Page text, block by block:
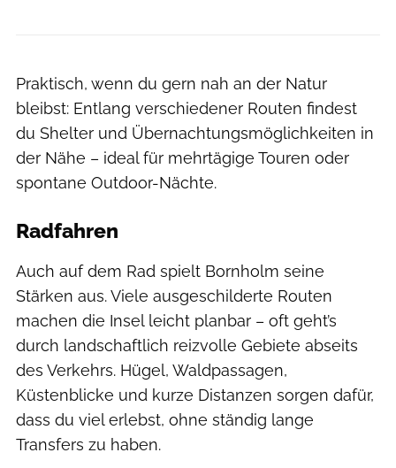
Praktisch, wenn du gern nah an der Natur
bleibst: Entlang verschiedener Routen findest
du Shelter und Übernachtungsmöglichkeiten in
der Nähe – ideal für mehrtägige Touren oder
spontane Outdoor-Nächte.
Radfahren
Auch auf dem Rad spielt Bornholm seine
Stärken aus. Viele ausgeschilderte Routen
machen die Insel leicht planbar – oft geht’s
durch landschaftlich reizvolle Gebiete abseits
des Verkehrs. Hügel, Waldpassagen,
Küstenblicke und kurze Distanzen sorgen dafür,
dass du viel erlebst, ohne ständig lange
Transfers zu haben.